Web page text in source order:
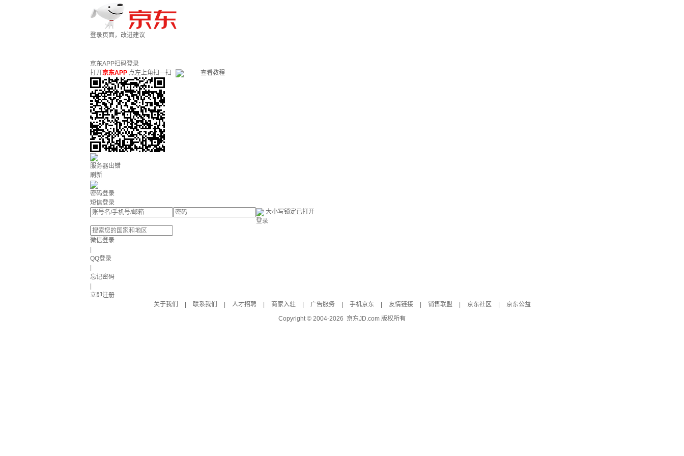
登录页面，改进建议
京东APP扫码登录
打开京东APP 点左上角扫一扫 查看教程
服务器出错
刷新
密码登录
短信登录
大小写锁定已打开
登录
微信登录
QQ登录
忘记密码
立即注册
关于我们
联系我们 人才招聘 商家入驻 广告服务 手机京东 友情链接 销售联盟 京东社区
京东公益
Copyright © 2004-2026 京东JD.com 版权所有